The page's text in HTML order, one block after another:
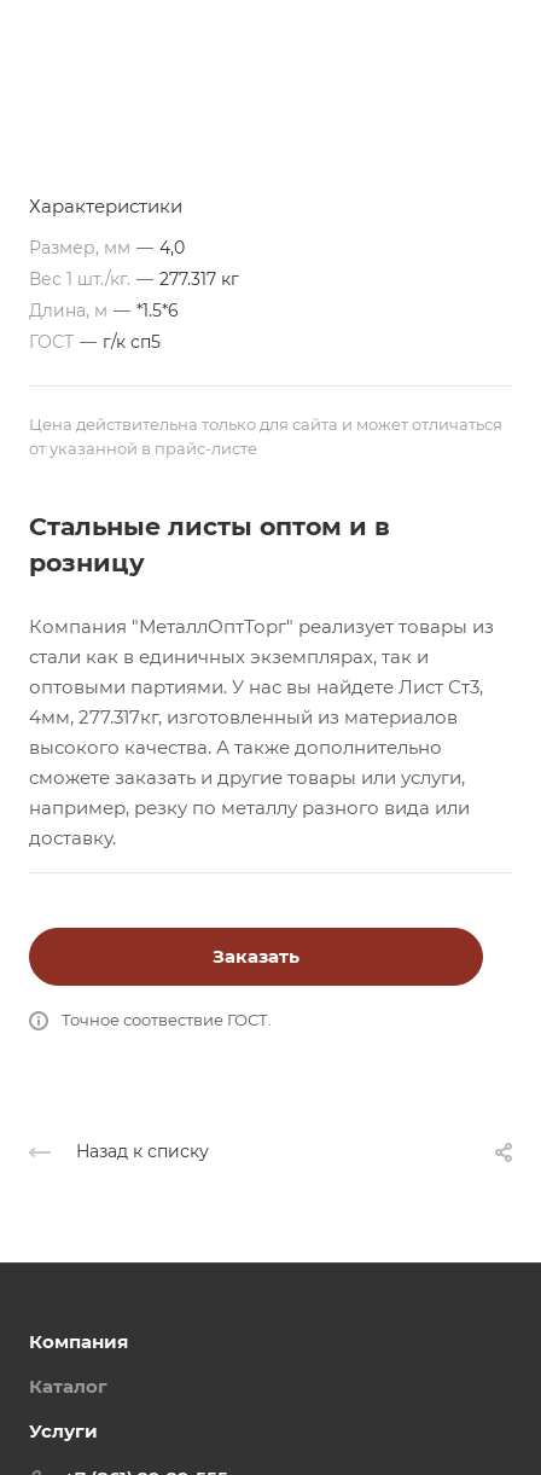
Характеристики
Размер, мм — 4,0
Вес 1 шт./кг. — 277.317 кг
Длина, м — *1.5*6
ГОСТ — г/к сп5
Цена действительна только для сайта и может отличаться
от указанной в прайс-листе
Стальные листы оптом и в
розницу
Компания "МеталлОптТорг" реализует товары из
стали как в единичных экземплярах, так и
оптовыми партиями. У нас вы найдете Лист Ст3,
4мм, 277.317кг, изготовленный из материалов
высокого качества. А также дополнительно
сможете заказать и другие товары или услуги,
например, резку по металлу разного вида или
доставку.
Заказать
Точное соотвествие ГОСТ.
Назад к списку
Компания
Каталог
Услуги